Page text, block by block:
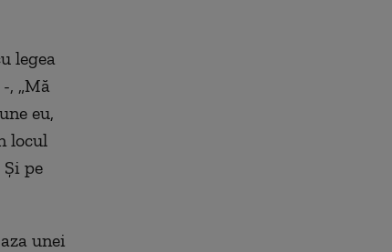
legea
, „Mă
eu,
locul
pe
unei